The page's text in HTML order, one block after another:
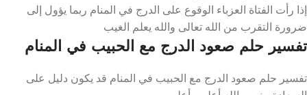
إذا رأت الفتاة العزباء الوقوع على الدرج في المنام ربما يؤول إلى
ضرورة التقرب من الله تعالى والله يعلم الغيب
تفسير حلم صعود الدرج مع الحبيب في المنام
تفسير حلم صعود الدرج مع الحبيب في المنام قد يكون دليل على